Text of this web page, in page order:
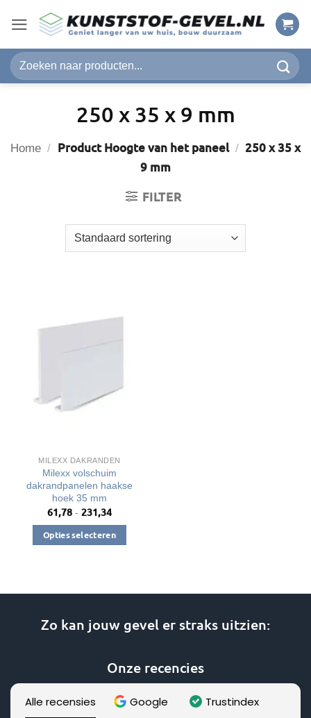
naar
inhoud
Zoeken
naar:
250 x 35 x 9 mm
Home / Product Hoogte van het paneel / 250 x 35 x
9 mm
FILTER
MILEXX DAKRANDEN
Milexx volschuim
dakrandpanelen haakse
hoek 35 mm
61,78 - 231,34Prijsklasse:
tot
€231,34
Opties selecteren
Deze
worden
Zo kan jouw gevel er straks uitzien:
Onze recencies
Alle recensies Google Trustindex